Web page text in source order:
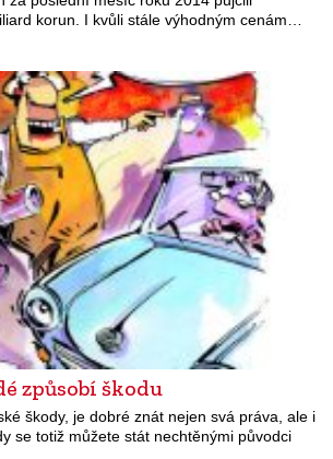
korun. I kvůli stále výhodným cenám…
způsobí škodu
škody, je dobré znát nejen svá práva, ale i
se totiž můžete stát nechtěnými původci